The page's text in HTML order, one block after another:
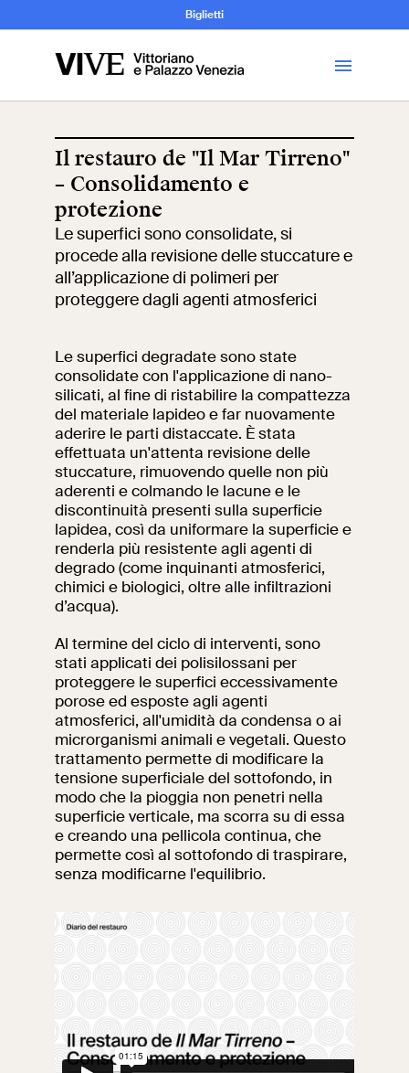
Biglietti
News
Educazione
Scuole
Ricerca
Cantiere aperto
Mostre ed eventi
Incontriamoci al
Collegio Romano
Al centro di Roma
Video
Opere
La collezione
del VIVE
Biglietti
Il restauro de "Il Mar Tirreno"
– Consolidamento e
protezione
Le superfici sono consolidate, si
procede alla revisione delle stuccature e
all’applicazione di polimeri per
proteggere dagli agenti atmosferici
Le superfici degradate sono state
consolidate con l'applicazione di nano-
silicati, al fine di ristabilire la compattezza
del materiale lapideo e far nuovamente
aderire le parti distaccate. È stata
effettuata un'attenta revisione delle
stuccature, rimuovendo quelle non più
aderenti e colmando le lacune e le
discontinuità presenti sulla superficie
lapidea, così da uniformare la superficie e
renderla più resistente agli agenti di
degrado (come inquinanti atmosferici,
chimici e biologici, oltre alle infiltrazioni
d’acqua).
Al termine del ciclo di interventi, sono
stati applicati dei polisilossani per
proteggere le superfici eccessivamente
porose ed esposte agli agenti
atmosferici, all'umidità da condensa o ai
microrganismi animali e vegetali. Questo
trattamento permette di modificare la
tensione superficiale del sottofondo, in
modo che la pioggia non penetri nella
superficie verticale, ma scorra su di essa
e creando una pellicola continua, che
permette così al sottofondo di traspirare,
senza modificarne l'equilibrio.